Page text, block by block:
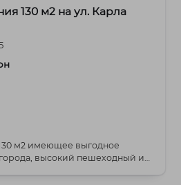
130 м2 на ул. Карла
м2 имеющее выгодное
высокий пешеходный и